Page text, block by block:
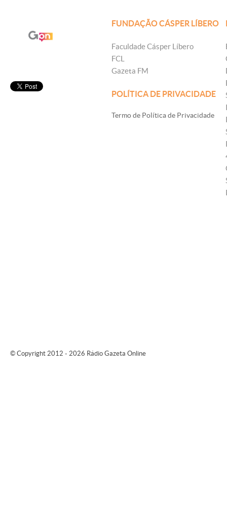
FUNDAÇÃO CÁSPER LÍBERO
Faculdade Cásper Líbero
FCL
Gazeta FM
POLÍTICA DE PRIVACIDADE
Termo de Política de Privacidade
© Copyright 2012 - 2026 Rádio Gazeta Online